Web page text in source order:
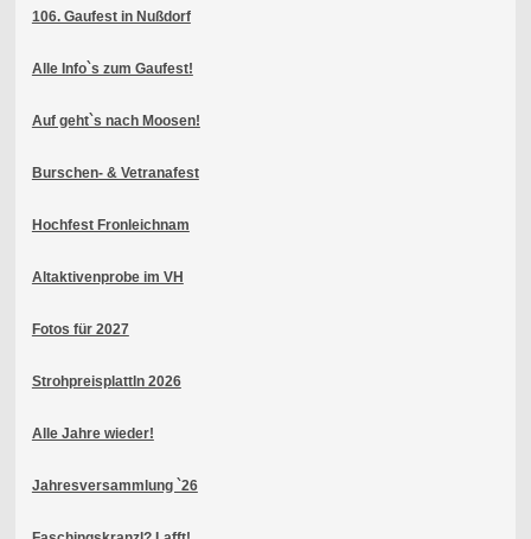
106. Gaufest in Nußdorf
Alle Info`s zum Gaufest!
Auf geht`s nach Moosen!
Burschen- & Vetranafest
Hochfest Fronleichnam
Altaktivenprobe im VH
Fotos für 2027
Strohpreisplattln 2026
Alle Jahre wieder!
Jahresversammlung `26